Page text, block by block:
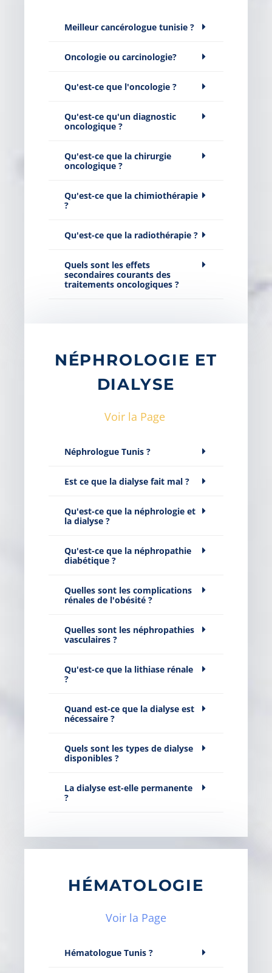
Meilleur cancérologue tunisie ?
Oncologie ou carcinologie?
Qu'est-ce que l'oncologie ?
Qu'est-ce qu'un diagnostic
oncologique ?
Qu'est-ce que la chirurgie
oncologique ?
Qu'est-ce que la chimiothérapie
?
Qu'est-ce que la radiothérapie ?
Quels sont les effets
secondaires courants des
traitements oncologiques ?
NÉPHROLOGIE ET
DIALYSE
Voir la Page
Néphrologue Tunis ?
Est ce que la dialyse fait mal ?
Qu'est-ce que la néphrologie et
la dialyse ?
Qu'est-ce que la néphropathie
diabétique ?
Quelles sont les complications
rénales de l'obésité ?
Quelles sont les néphropathies
vasculaires ?
Qu'est-ce que la lithiase rénale
?
Quand est-ce que la dialyse est
nécessaire ?
Quels sont les types de dialyse
disponibles ?
La dialyse est-elle permanente
?
HÉMATOLOGIE
Voir la Page
Hématologue Tunis ?